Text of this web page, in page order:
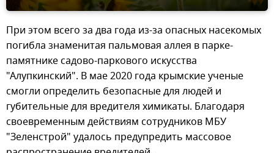
При этом всего за два года из-за опасных насекомых
погибла знаменитая пальмовая аллея в парке-
памятнике садово-паркового искусства
"Алупкинский". В мае 2020 года крымские ученые
смогли определить безопасные для людей и
губительные для вредителя химикаты. Благодаря
своевременным действиям сотрудников МБУ
"Зеленстрой" удалось предупредить массовое